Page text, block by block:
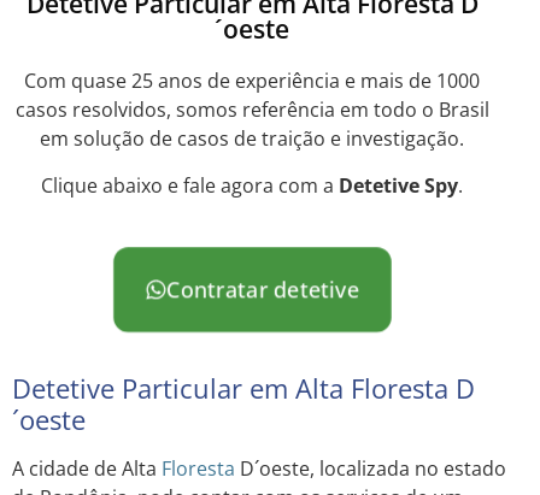
´oeste
Com quase 25 anos de experiência e mais de 1000
casos resolvidos, somos referência em todo o Brasil
em solução de casos de traição e investigação.
Clique abaixo e fale agora com a Detetive Spy.
Contratar detetive
Detetive Particular em Alta Floresta D
´oeste
A cidade de Alta Floresta D´oeste, localizada no estado